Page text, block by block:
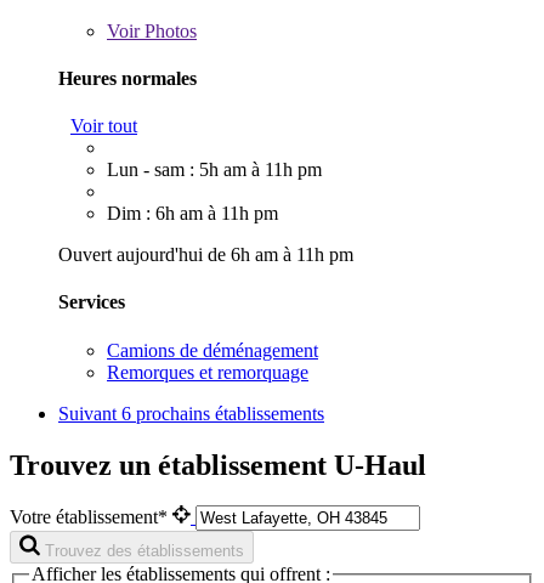
VoirPhotos
Heures normales
Voir tout
Lun - sam : 5h am à 11h pm
Dim : 6h am à 11h pm
Ouvert aujourd'hui de 6h am à 11h pm
Services
Camions de déménagement
Remorques et remorquage
Suivant 6 prochains établissements
Trouvez un établissement U-Haul
Votre établissement*
Trouvez des établissements
Afficher les établissements qui offrent :